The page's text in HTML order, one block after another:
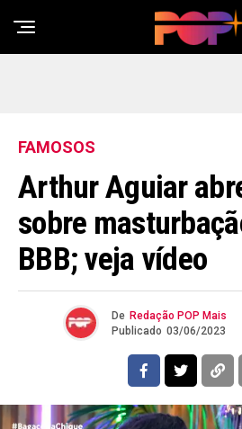
FAMOSOS
Arthur Aguiar
sobre
BBB; veja vídeo
De Redação POP Mais
Publicado 03/06/2023